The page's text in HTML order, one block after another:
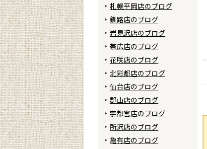
札幌平岡店のブログ
釧路店のブログ
岩見沢店のブログ
帯広店のブログ
花咲店のブログ
北彩都店のブログ
仙台店のブログ
郡山店のブログ
宇都宮店のブログ
所沢店のブログ
亀有店のブログ